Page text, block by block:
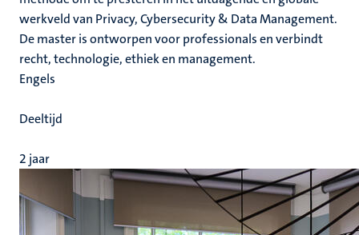
werkveld van Privacy, Cybersecurity & Data Management.
De master is ontworpen voor professionals en verbindt
recht, technologie, ethiek en management.
Engels
Deeltijd
2 jaar